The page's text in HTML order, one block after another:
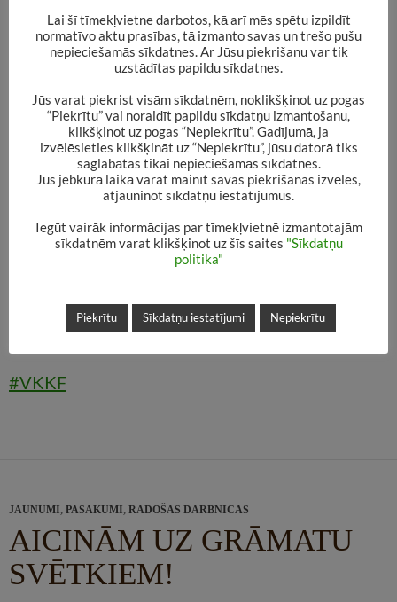
Jau pavisam drīz, 30. oktobrī, Alūksnē viesosies
rakstnieks ARNO JUNDZE.
Šī būs Alūksnes novada bibliotēkas projektu
“Rakstnieks + grāmata +lasītājs = lasītprieks -6”
Gaidīsim visus interesentus!
#VKKF
JAUNUMI, PASĀKUMI, RADOŠĀS DARBNĪCAS
AICINĀM UZ GRĀMATU
SVĒTKIEM!
Lai šī tīmekļvietne darbotos, kā arī mēs spētu izpildīt
normatīvo aktu prasības, tā izmanto savas un trešo pušu
nepieciešamās sīkdatnes. Ar Jūsu piekrišanu var tik
uzstādītas papildu sīkdatnes.
Jūs varat piekrist visām sīkdatnēm, noklikšķinot uz pogas
“Piekrītu” vai noraidīt papildu sīkdatņu izmantošanu,
klikšķinot uz pogas “Nepiekrītu”. Gadījumā, ja
izvēlēsieties klikšķināt uz “Nepiekrītu”, jūsu datorā tiks
saglabātas tikai nepieciešamās sīkdatnes.
Jūs jebkurā laikā varat mainīt savas piekrišanas izvēles,
atjauninot sīkdatņu iestatījumus.
Iegūt vairāk informācijas par tīmekļvietnē izmantotajām
sīkdatnēm varat klikšķinot uz šīs saites "Sīkdatņu
politika"
Piekrītu Sīkdatņu iestatījumi Nepiekrītu